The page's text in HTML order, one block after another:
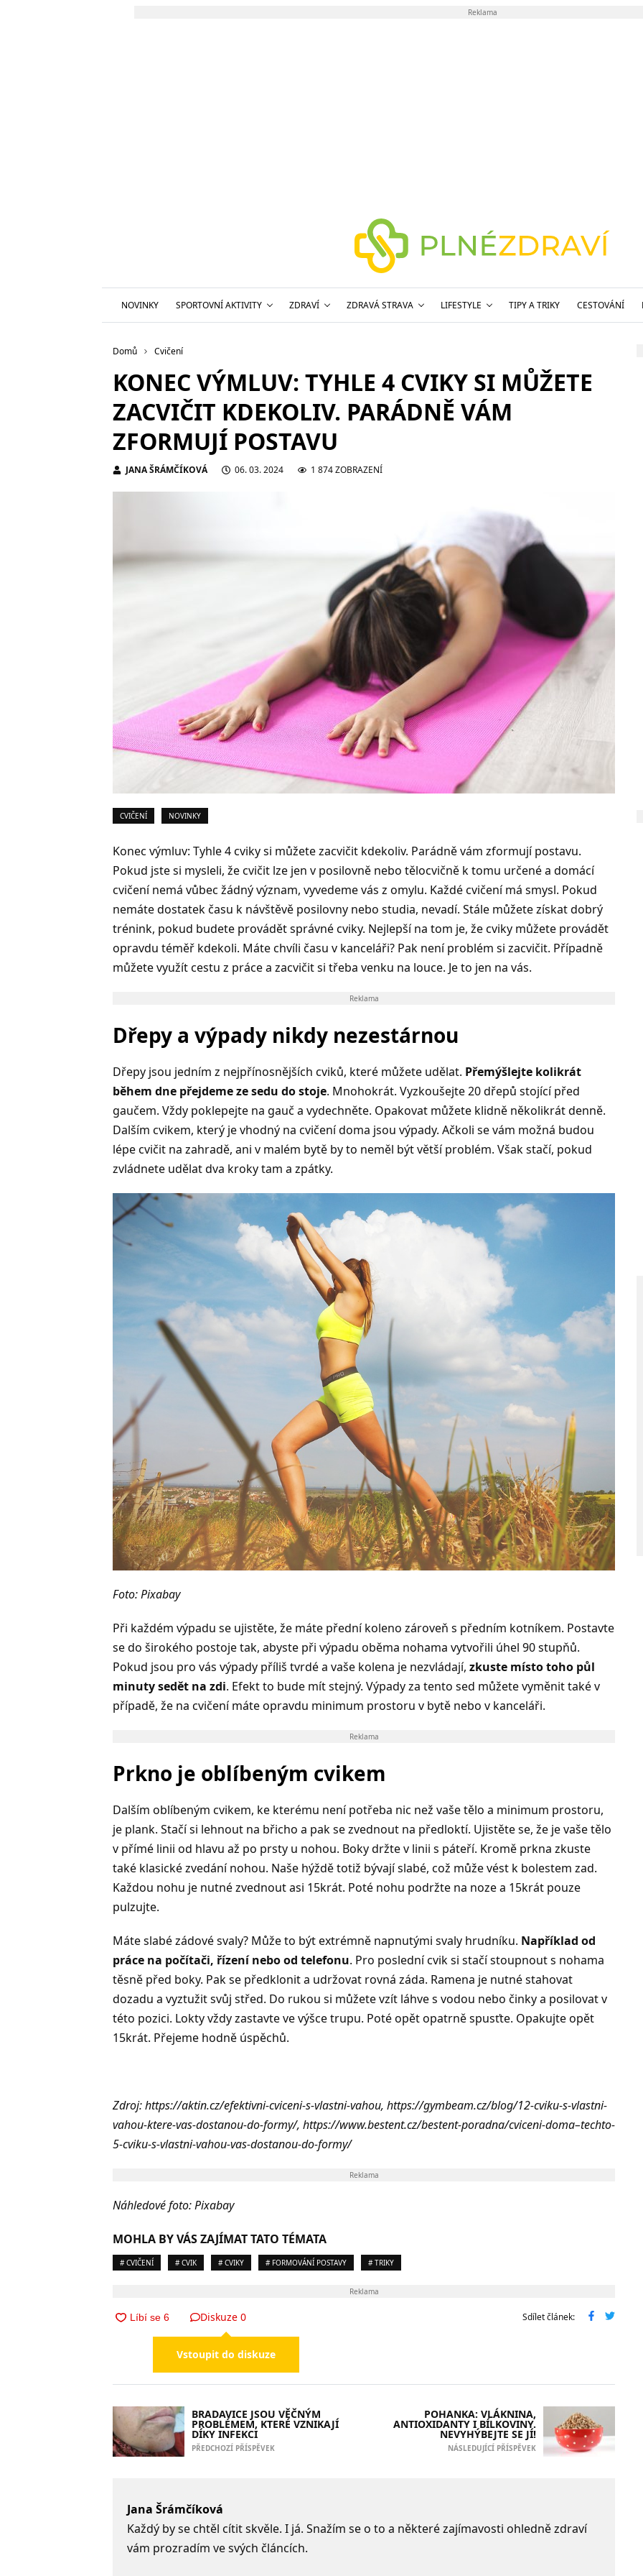
Reklama
NOVINKY SPORTOVNÍ AKTIVITY ZDRAVÍ ZDRAVÁ STRAVA LIFESTYLE TIPY A TRIKY CESTOVÁNÍ
Domů Cvičení
KONEC VÝMLUV: TYHLE 4 CVIKY SI MŮŽETE
ZACVIČIT KDEKOLIV. PARÁDNĚ VÁM
ZFORMUJÍ POSTAVU
JANA ŠRÁMČÍKOVÁ 06. 03. 2024 1 874 ZOBRAZENÍ
CVIČENÍ NOVINKY
Konec výmluv: Tyhle 4 cviky si můžete zacvičit kdekoliv. Parádně vám zformují postavu.
Pokud jste si mysleli, že cvičit lze jen v posilovně nebo tělocvičně k tomu určené a domácí
cvičení nemá vůbec žádný význam, vyvedeme vás z omylu. Každé cvičení má smysl. Pokud
nemáte dostatek času k návštěvě posilovny nebo studia, nevadí. Stále můžete získat dobrý
trénink, pokud budete provádět správné cviky. Nejlepší na tom je, že cviky můžete provádět
opravdu téměř kdekoli. Máte chvíli času v kanceláři? Pak není problém si zacvičit. Případně
můžete využít cestu z práce a zacvičit si třeba venku na louce. Je to jen na vás.
Reklama
Dřepy a výpady nikdy nezestárnou
Dřepy jsou jedním z nejpřínosnějších cviků, které můžete udělat. Přemýšlejte kolikrát
během dne přejdeme ze sedu do stoje. Mnohokrát. Vyzkoušejte 20 dřepů stojící před
gaučem. Vždy poklepejte na gauč a vydechněte. Opakovat můžete klidně několikrát denně.
Dalším cvikem, který je vhodný na cvičení doma jsou výpady. Ačkoli se vám možná budou
lépe cvičit na zahradě, ani v malém bytě by to neměl být větší problém. Však stačí, pokud
zvládnete udělat dva kroky tam a zpátky.
Foto: Pixabay
Při každém výpadu se ujistěte, že máte přední koleno zároveň s předním kotníkem. Postavte
se do širokého postoje tak, abyste při výpadu oběma nohama vytvořili úhel 90 stupňů.
Pokud jsou pro vás výpady příliš tvrdé a vaše kolena je nezvládají, zkuste místo toho půl
minuty sedět na zdi. Efekt to bude mít stejný. Výpady za tento sed můžete vyměnit také v
případě, že na cvičení máte opravdu minimum prostoru v bytě nebo v kanceláři.
Reklama
Prkno je oblíbeným cvikem
Dalším oblíbeným cvikem, ke kterému není potřeba nic než vaše tělo a minimum prostoru,
je plank. Stačí si lehnout na břicho a pak se zvednout na předloktí. Ujistěte se, že je vaše tělo
v přímé linii od hlavu až po prsty u nohou. Boky držte v linii s páteří. Kromě prkna zkuste
také klasické zvedání nohou. Naše hýždě totiž bývají slabé, což může vést k bolestem zad.
Každou nohu je nutné zvednout asi 15krát. Poté nohu podržte na noze a 15krát pouze
pulzujte.
Máte slabé zádové svaly? Může to být extrémně napnutými svaly hrudníku. Například od
práce na počítači, řízení nebo od telefonu. Pro poslední cvik si stačí stoupnout s nohama
těsně před boky. Pak se předklonit a udržovat rovná záda. Ramena je nutné stahovat
dozadu a vyztužit svůj střed. Do rukou si můžete vzít láhve s vodou nebo činky a posilovat v
této pozici. Lokty vždy zastavte ve výšce trupu. Poté opět opatrně spusťte. Opakujte opět
15krát. Přejeme hodně úspěchů.
Zdroj: https://aktin.cz/efektivni-cviceni-s-vlastni-vahou, https://gymbeam.cz/blog/12-cviku-s-vlastni-
vahou-ktere-vas-dostanou-do-formy/, https://www.bestent.cz/bestent-poradna/cviceni-doma–techto-
5-cviku-s-vlastni-vahou-vas-dostanou-do-formy/
Reklama
Náhledové foto: Pixabay
MOHLA BY VÁS ZAJÍMAT TATO TÉMATA
# CVIČENÍ # CVIK # CVIKY # FORMOVÁNÍ POSTAVY # TRIKY
Reklama
Diskuze 0
Vstoupit do diskuze
Sdílet článek:
BRADAVICE JSOU VĚČNÝM
PROBLÉMEM, KTERÉ VZNIKAJÍ
DÍKY INFEKCI
PŘEDCHOZÍ PŘÍSPĚVEK
POHANKA: VLÁKNINA,
ANTIOXIDANTY I BÍLKOVINY.
NEVYHÝBEJTE SE JÍ!
NÁSLEDUJÍCÍ PŘÍSPĚVEK
Jana Šrámčíková
Každý by se chtěl cítit skvěle. I já. Snažím se o to a některé zajímavosti ohledně zdraví
vám prozradím ve svých článcích.